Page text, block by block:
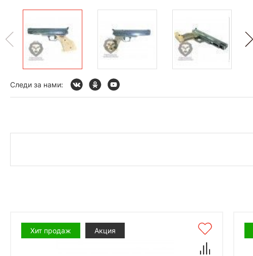
Следи за нами:
Хит продаж Акция